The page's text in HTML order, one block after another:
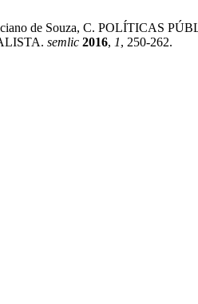
de Souza, C. POLÍTICAS
semlic 2016, 1, 250-262.